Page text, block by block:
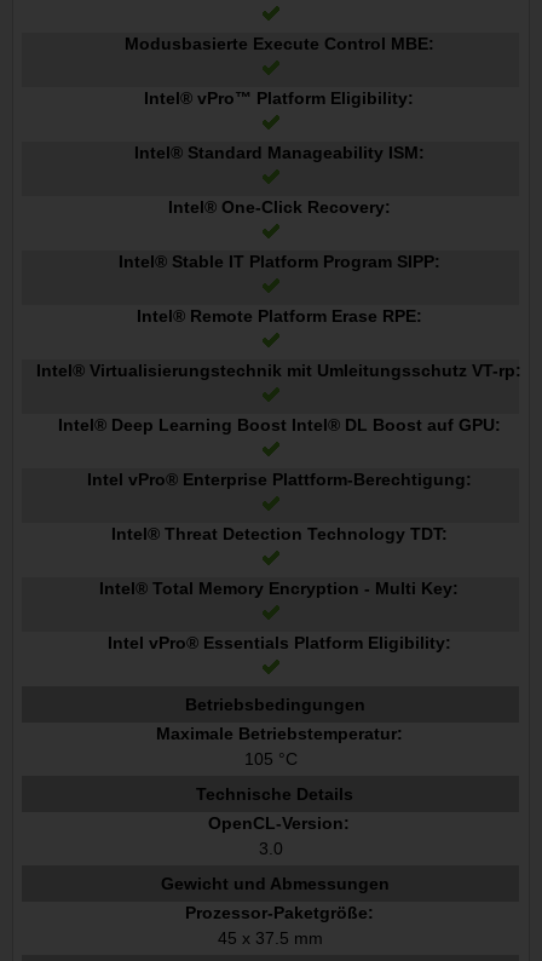
Modusbasierte Execute Control MBE:
Intel® vPro™ Platform Eligibility:
Intel® Standard Manageability ISM:
Intel® One-Click Recovery:
Intel® Stable IT Platform Program SIPP:
Intel® Remote Platform Erase RPE:
Intel® Virtualisierungstechnik mit Umleitungsschutz VT-rp:
Intel® Deep Learning Boost Intel® DL Boost auf GPU:
Intel vPro® Enterprise Plattform-Berechtigung:
Intel® Threat Detection Technology TDT:
Intel® Total Memory Encryption - Multi Key:
Intel vPro® Essentials Platform Eligibility:
Betriebsbedingungen
Maximale Betriebstemperatur:
105 °C
Technische Details
OpenCL-Version:
3.0
Gewicht und Abmessungen
Prozessor-Paketgröße:
45 x 37.5 mm